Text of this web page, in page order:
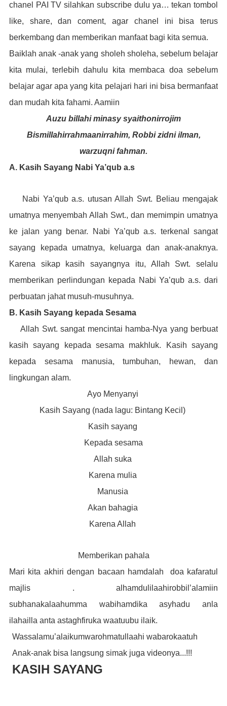
chanel PAI TV silahkan subscribe dulu ya… tekan tombol
like, share, dan coment, agar chanel ini bisa terus
berkembang dan memberikan manfaat bagi kita semua.
Baiklah anak -anak yang sholeh sholeha, sebelum belajar
kita mulai, terlebih dahulu kita membaca doa sebelum
belajar agar apa yang kita pelajari hari ini bisa bermanfaat
dan mudah kita fahami. Aamiin
Auzu billahi minasy syaithonirrojim
Bismillahirrahmaanirrahim, Robbi zidni ilman,
warzuqni fahman.
A. Kasih Sayang Nabi Ya’qub a.s
Nabi Ya’qub a.s. utusan Allah Swt. Beliau mengajak
umatnya menyembah Allah Swt., dan memimpin umatnya
ke jalan yang benar. Nabi Ya’qub a.s. terkenal sangat
sayang kepada umatnya, keluarga dan anak-anaknya.
Karena sikap kasih sayangnya itu, Allah Swt. selalu
memberikan perlindungan kepada Nabi Ya’qub a.s. dari
perbuatan jahat musuh-musuhnya.
B. Kasih Sayang kepada Sesama
Allah Swt. sangat mencintai hamba-Nya yang berbuat
kasih sayang kepada sesama makhluk. Kasih sayang
kepada sesama manusia, tumbuhan, hewan, dan
lingkungan alam.
Ayo Menyanyi
Kasih Sayang (nada lagu: Bintang Kecil)
Kasih sayang
Kepada sesama
Allah suka
Karena mulia
Manusia
Akan bahagia
Karena Allah
Memberikan pahala
Mari kita akhiri dengan bacaan hamdalah
doa kafaratul
majlis . alhamdulilaahirobbil’alamiin
subhanakalaahumma wabihamdika asyhadu anla
ilahailla anta astaghfiruka waatuubu ilaik.
Wassalamu’alaikumwarohmatullaahi wabarokaatuh
Anak-anak bisa langsung simak juga videonya...!!!
KASIH SAYANG